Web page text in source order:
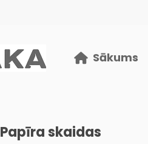
Sākums
Papīra skaidas